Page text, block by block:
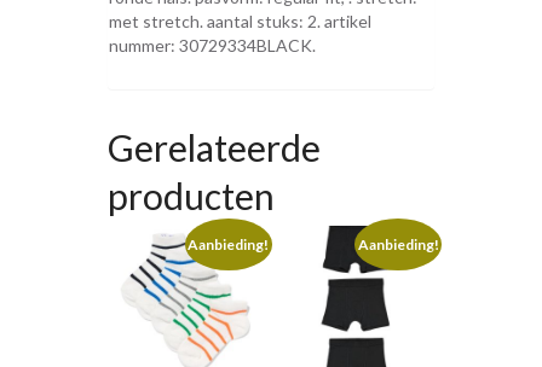
met stretch. aantal stuks: 2. artikel
nummer: 30729334BLACK.
Gerelateerde
producten
Aanbieding! Aanbieding!